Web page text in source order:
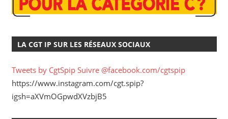
LA CGT IP SUR LES RÉSEAUX SOCIAUX
Tweets by CgtSpip Suivre @facebook.com/cgtspip
https://www.instagram.com/cgt.spip?
igsh=aXVmOGpwdXVzbjB5